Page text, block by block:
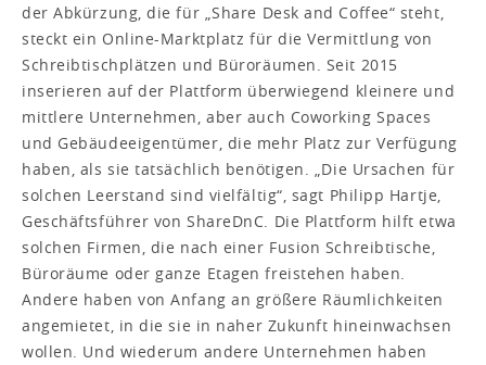
der Abkürzung, die für „Share Desk and Coffee“ steht,
steckt ein Online-Marktplatz für die Vermittlung von
Schreibtischplätzen und Büroräumen. Seit 2015
inserieren auf der Plattform überwiegend kleinere und
mittlere Unternehmen, aber auch Coworking Spaces
und Gebäudeeigentümer, die mehr Platz zur Verfügung
haben, als sie tatsächlich benötigen. „Die Ursachen für
solchen Leerstand sind vielfältig“, sagt Philipp Hartje,
Geschäftsführer von ShareDnC. Die Plattform hilft etwa
solchen Firmen, die nach einer Fusion Schreibtische,
Büroräume oder ganze Etagen freistehen haben.
Andere haben von Anfang an größere Räumlichkeiten
angemietet, in die sie in naher Zukunft hineinwachsen
wollen. Und wiederum andere Unternehmen haben